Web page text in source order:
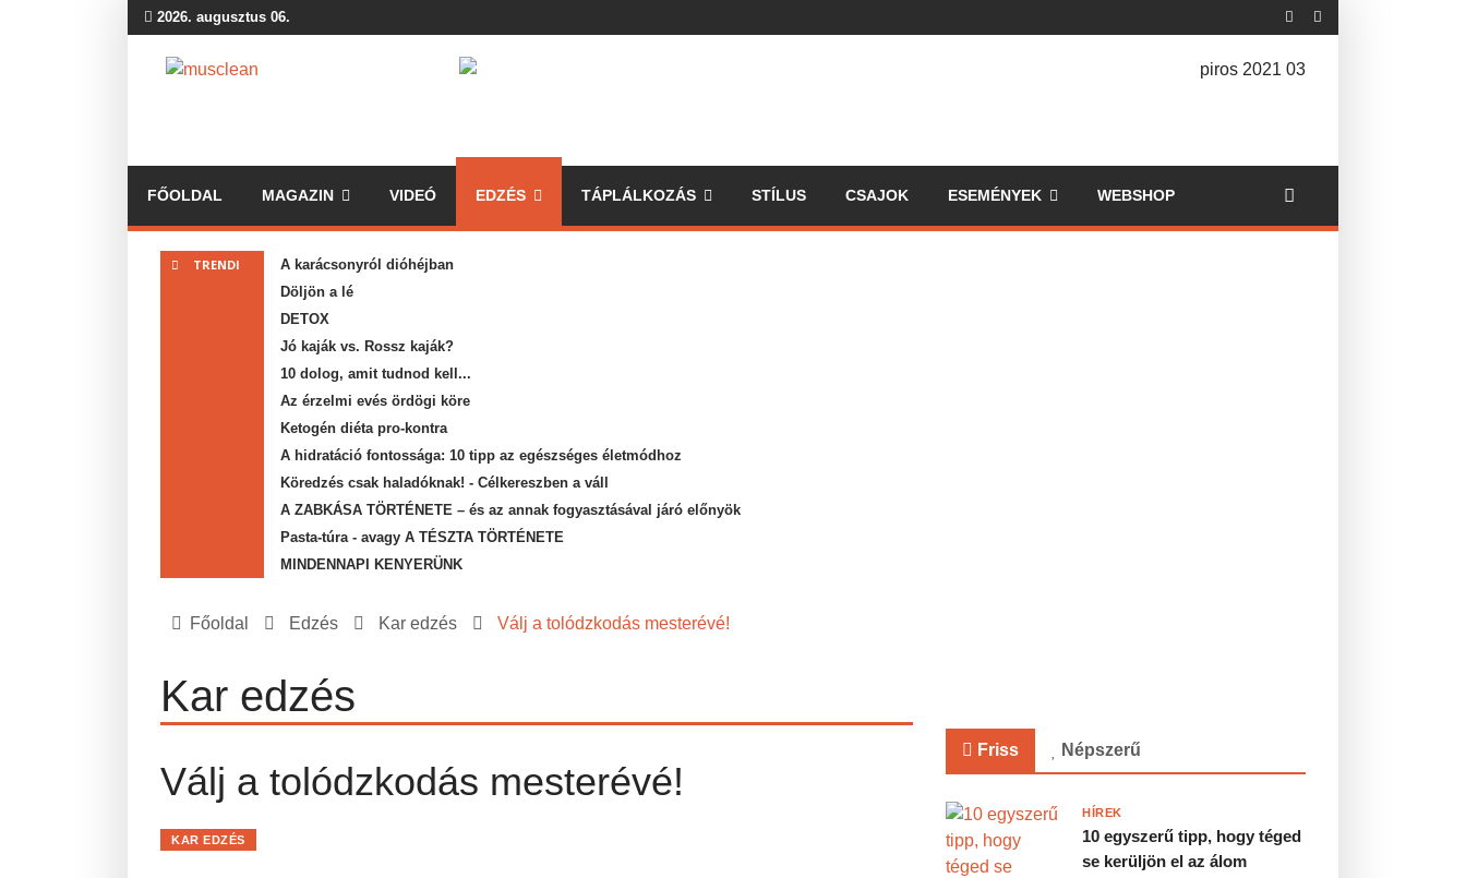
2026. augusztus 06.
FŐOLDAL MAGAZIN VIDEÓ EDZÉS TÁPLÁLKOZÁS STÍLUS CSAJOK ESEMÉNYEK WEBSHOP
TRENDI
A karácsonyról dióhéjban
Döljön a lé
DETOX
Jó kaják vs. Rossz kaják?
10 dolog, amit tudnod kell...
Az érzelmi evés ördögi köre
Ketogén diéta pro-kontra
A hidratáció fontossága: 10 tipp az egészséges életmódhoz
Köredzés csak haladóknak! - Célkereszben a váll
A ZABKÁSA TÖRTÉNETE – és az annak fogyasztásával járó előnyök
Pasta-túra - avagy A TÉSZTA TÖRTÉNETE
MINDENNAPI KENYERÜNK
Főoldal Edzés Kar edzés Válj a tolódzkodás mesterévé!
Kar edzés
Válj a tolódzkodás mesterévé!
KAR EDZÉS
Friss Népszerű
10 egyszerű tipp, hogy téged
se kerüljön el az álom
HÍREK